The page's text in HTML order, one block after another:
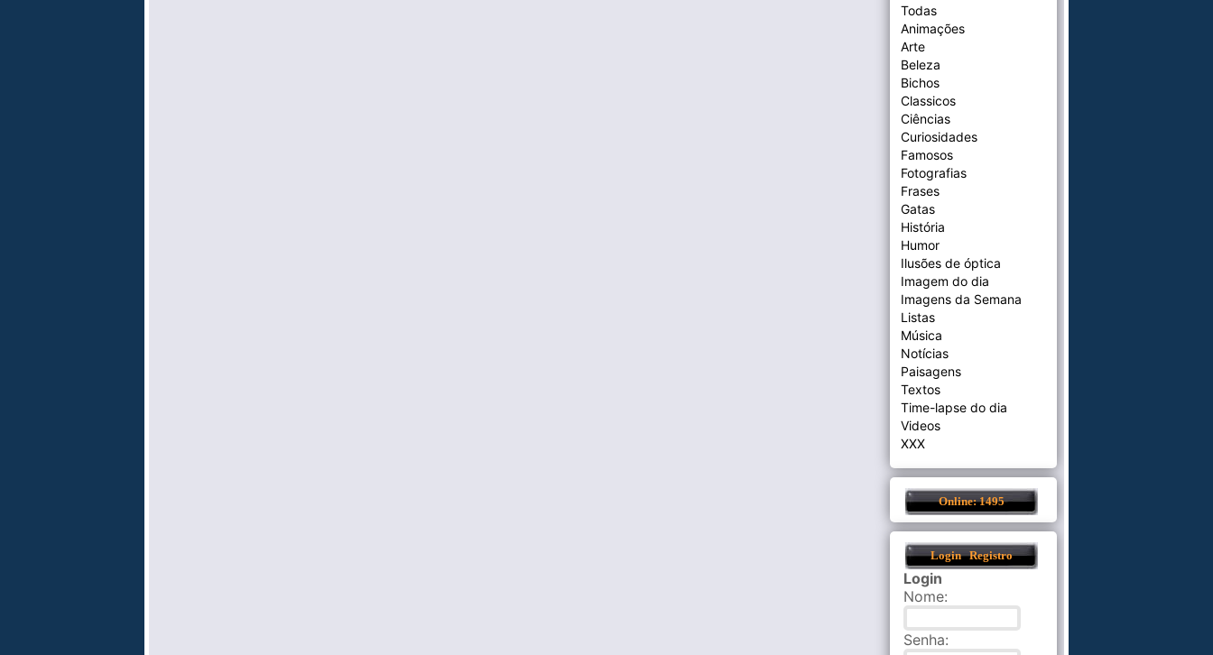
Todas
Animações
Arte
Beleza
Bichos
Classicos
Ciências
Curiosidades
Famosos
Fotografias
Frases
Gatas
História
Humor
Ilusões de óptica
Imagem do dia
Imagens da Semana
Listas
Música
Notícias
Paisagens
Textos
Time-lapse do dia
Videos
XXX
Online: 1495
Login Registro
Login
Nome:
Senha: